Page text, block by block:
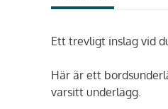
Ett trevligt inslag vid
Här är ett
varsitt underlägg.